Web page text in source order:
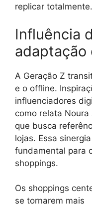
replicar totalmente.
Influência
adaptação
A Geração Z
e o offline.
influenciadores
como relata
que busca
lojas. Essa
fundamental para
shoppings.
Os shoppings
se tornarem mais